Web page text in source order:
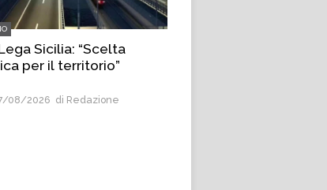
Sicilia: “Scelta
per il territorio”
08/2026 di Redazione